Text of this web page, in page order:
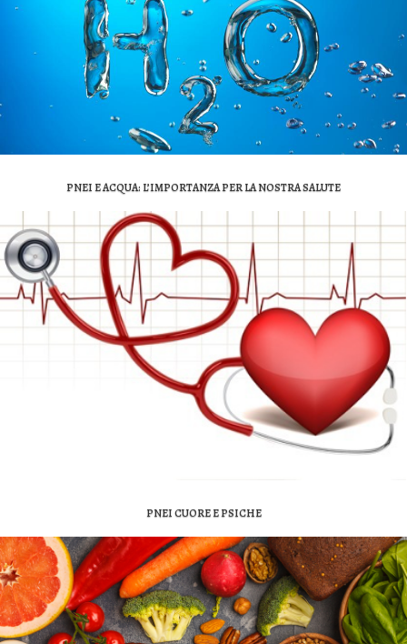
PNEI E ACQUA: L’IMPORTANZA PER LA NOSTRA SALUTE
PNEI CUORE E PSICHE